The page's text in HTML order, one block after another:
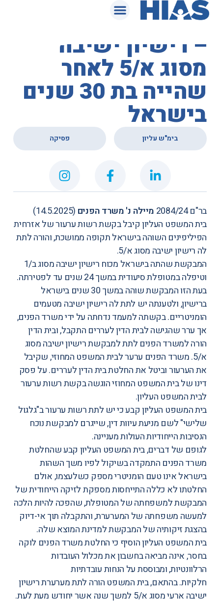
המאגר המשפטי
בית המשפט העליון
– רישיון ישיבה
מסוג א/5 לאחר
שהייה בת 30 שנים
בישראל
בימ"ש עליון פסיקה
בר"ם 2084/24 מיילה נ' משרד הפנים (14.5.2025)
בית המשפט העליון קיבל בקשת רשות ערעור של אזרחית
הפיליפינים השוהה בישראל תקופה ממושכת, והורה לתת
לה רישיון ישיבה מסוג א/5.
המבקשת שהתה בישראל מכוח רישיון ישיבה מסוג ב/1
וטיפלה במטופלת סיעודית במשך 24 שנים עד לפטירתה.
בעת הזו המבקשת שוהה במשך 30 שנים בישראל
ברישיון, ולטענתה יש לתת לה רישיון ישיבה מטעמים
הומניטריים. בקשתה למעמד נדחתה על ידי משרד הפנים,
אך ערר שהגישה לבית הדין לעררים התקבל, ובית הדין
הורה למשרד הפנים לתת למבקשת רישיון ישיבה מסוג
א/5. משרד הפנים ערער לבית המשפט המחוזי, שקיבל
את הערעור וביטל את החלטת בית הדין לעררים. על פסק
דינו של בית המשפט המחוזי הוגשה בקשת רשות ערעור
לבית המשפט העליון.
בית המשפט העליון קבע כי יש לתת רשות ערעור ב"גלגול
שלישי" לשם מניעת עיוות דין, שייגרם למבקשת נוכח
הנסיבות הייחודיות העולות מעניינה.
לגופם של דברים, בית המשפט העליון קבע שהחלטת
משרד הפנים התמקדה בשיקול לפיו משך השהות
בישראל אינו טעם הומניטרי מספק כשלעצמו, אולם
החלטתו לא כללה התייחסות מספקת לזיקה הייחודית של
המבקשת למשפחתה של המטופלת, שהפכה להיות הלכה
למעשה משפחתה של המערערת, והתקבלה תוך אי-דיוק
בהצגת זיקותיה של המבקשת למדינת המוצא שלה.
בית המשפט העליון הוסיף כי החלטת משרד הפנים לוקה
בחסר, אינה מביאה בחשבון את מכלול העובדות
הרלוונטיות, ומבוססת על הנחות עובדתיות
חלקיות. בהתאם, בית המשפט הורה לתת מערערת רישיון
ישיבה ארעי מסוג א/5 למשך שנה אשר יחודש מעת לעת.